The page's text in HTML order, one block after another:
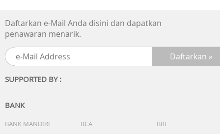
Kenyamanan di ujung jari Anda
Mengontrol playlist Anda menjadi lebih mudah. Cukup
hubungkan earbud, simpan smartphone di saku Anda,
Anda dapat menghentikan lagu favorit dengan satu
ketukan. Kemudian, mainkan dengan gerakan yang sama.
Daftarkan e-Mail Anda disini dan dapatkan
penawaran menarik.
SUPPORTED BY :
BANK
BANK MANDIRI BCA
BRI